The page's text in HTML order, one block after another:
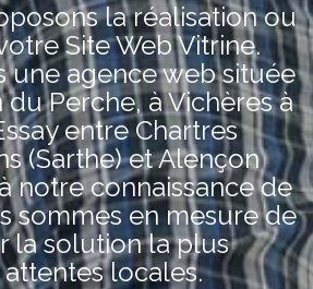
la réalisation ou
Site Web Vitrine.
une agence web située
Perche, à Vichères à
entre Chartres
(Sarthe) et Alençon
notre connaissance de
sommes en mesure de
la solution la plus
locales.